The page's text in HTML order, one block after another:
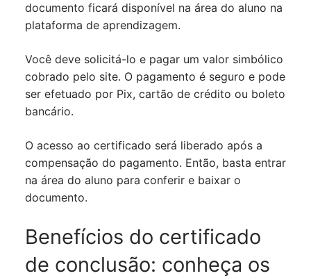
documento ficará disponível na área do aluno na
plataforma de aprendizagem.
Você deve solicitá-lo e pagar um valor simbólico
cobrado pelo site. O pagamento é seguro e pode
ser efetuado por Pix, cartão de crédito ou boleto
bancário.
O acesso ao certificado será liberado após a
compensação do pagamento. Então, basta entrar
na área do aluno para conferir e baixar o
documento.
Benefícios do certificado
de conclusão: conheça os